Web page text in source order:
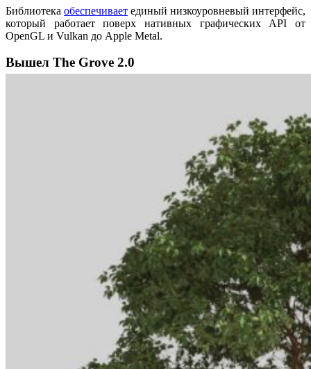
Библиотека обеспечивает единый низкоуровневый интерфейс,
который работает поверх нативных графических API от
OpenGL и Vulkan до Apple Metal.
Вышел The Grove 2.0